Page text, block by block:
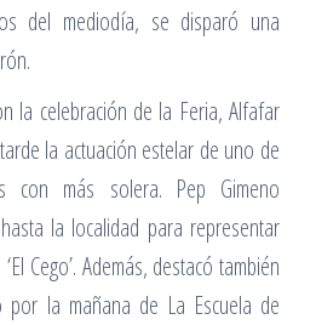
del mediodía, se disparó una
la celebración de la Feria, Alfafar
la actuación estelar de uno de
con más solera. Pep Gimeno
la localidad para representar
Cego’. Además, destacó también
por la mañana de La Escuela de